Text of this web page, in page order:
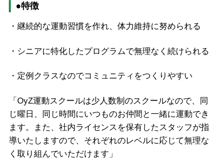
●特徴
・継続的な運動習慣を作れ、体力維持に努められる
・シニアに特化したプログラムで無理なく続けられる
・定例クラスなのでコミュニティをつくりやすい
「OyZ運動スクールは少人数制のスクールなので、同
じ曜日、同じ時間にいつものお仲間と一緒に運動でき
ます。また、社内ライセンスを保有したスタッフが指
導いたしますので、それぞれのレベルに応じて無理な
く取り組んでいただけます」